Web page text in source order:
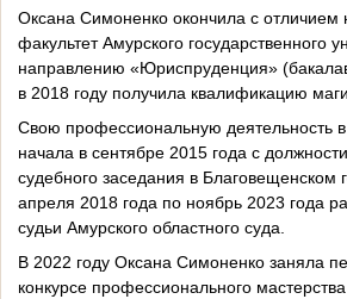
Оксана Симоненко окончила с отличием
факультет Амурского государственного
направлению «Юриспруденция»
в 2018 году получила квалификацию
Свою профессиональную деятельность
начала в сентябре 2015 года с
судебного заседания в Благовещенском
апреля 2018 года по ноябрь 2023 года
судьи Амурского областного суда.
В 2022 году Оксана Симоненко заняла
конкурсе профессионального